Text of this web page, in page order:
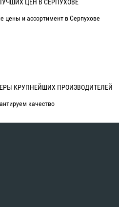
ЦЕН В СЕРПУХОВЕ
цены и ассортимент в Серпухове
КРУПНЕЙШИХ ПРОИЗВОДИТЕЛЕЙ
качество